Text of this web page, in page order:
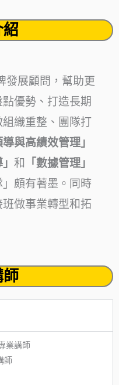
發展顧問，幫助更
優勢、打造長期
織重整、團隊打
導與高績效管理」
和 「數據管理」
頗有著墨。同時
做事業轉型和拓
師
業講師
師